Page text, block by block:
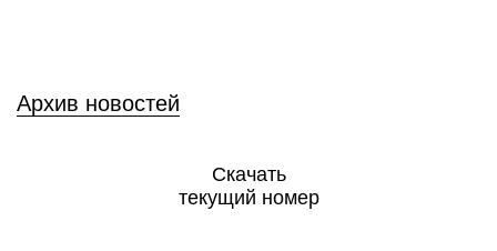
Архив новостей
Скачать
текущий номер